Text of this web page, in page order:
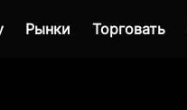
Рынки Торговать